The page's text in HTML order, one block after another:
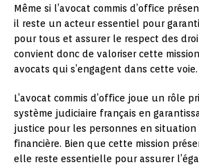
Même si l’avocat commis d’office
il reste un acteur essentiel pour
pour tous et assurer le respect des
convient donc de valoriser cette
avocats qui s’engagent dans cette voie.
L’avocat commis d’office joue un rôle
système judiciaire français en
justice pour les personnes en situation
financière. Bien que cette mission
elle reste essentielle pour assurer